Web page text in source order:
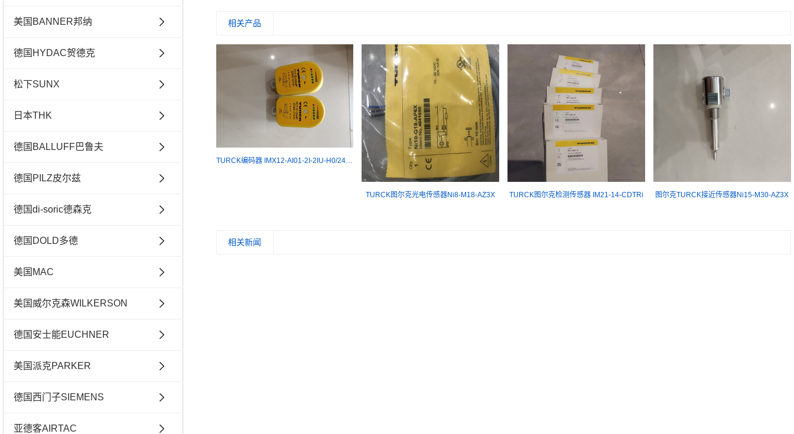
美国BANNER邦纳
德国HYDAC贺德克
松下SUNX
日本THK
德国BALLUFF巴鲁夫
德国PILZ皮尔兹
德国di-soric德森克
德国DOLD多德
美国MAC
美国威尔克森WILKERSON
德国安士能EUCHNER
美国派克PARKER
德国西门子SIEMENS
亚德客AIRTAC
相关产品
TURCK编码器 IMX12-AI01-2I-2IU-H0/24VDC
TURCK图尔克光电传感器Ni8-M18-AZ3X TURCK图尔克检测传感器 IM21-14-CDTRi 图尔克TURCK接近传感器Ni15-M30-AZ3X
相关新闻